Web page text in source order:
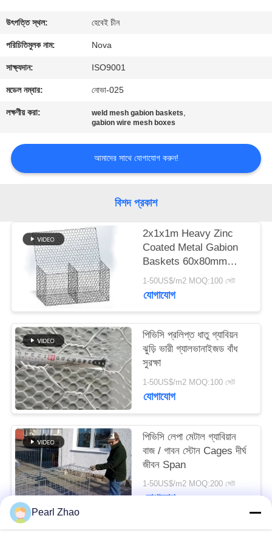
কারখানা
পরিদর্শন
গুণমান
নিয়ন্ত্রণ
আমাদের
সাথে
খবর
SITEMAP
গোপনীয়তা
নীতি
উৎপত্তি স্থল: হেবেই চীন
পরিচিতিমুলক নাম: Nova
সাক্ষ্যদান: ISO9001
মডেল নম্বার: নোভা-025
লক্ষণীয় করা: weld mesh gabion baskets,
gabion wire mesh boxes
আমাদের সাথে যোগাযোগ করুন!
বিশদ প্রকাশ
2x1x1m Heavy Zinc
Coated Metal Gabion
Baskets 60x80mm
Hexagonal Mesh
1-50US$/m2 MOQ:100 সেট
যোগাযোগ
পিভিসি প্রলিপ্ত ধাতু গ্যাবিয়ন
ঝুড়ি ভারী গ্যালভানাইজড বাঁধ
সুরক্ষা
1-50US$/m2 MOQ:100 সেট
যোগাযোগ
পিভিসি লেপা মেটাল গ্যাবিয়ান
বাজ / গাবন স্টোন Cages দীর্ঘ
জীবন Span
1-50US$/m2 MOQ:200 সেট
যোগাযোগ
Pearl Zhao